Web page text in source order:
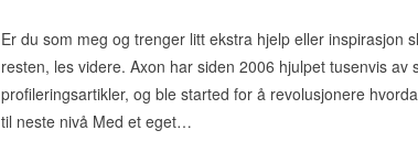
Er du som meg og trenger litt ekstra hjelp eller inspirasjon
resten, les videre. Axon har siden 2006 hjulpet tusenvis av
profileringsartikler, og ble started for å revolusjonere
til neste nivå Med et eget…